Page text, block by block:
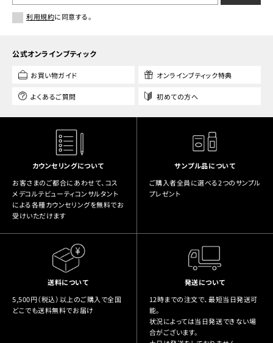
利用規約に同意する。
公式オンラインブティック
お買い物ガイド オンラインブティック特典
よくあるご質問 初めての方へ
カウンセリングについて
お客さまのご都合にあわせて、コス
メデコルテビューティコンサルタント
による各種カウンセリングを無料でお
受けいただけます
サンプル品について
ご購入者全員に選べる2つのサンプル
プレゼント
送料について
5,500円（税込）以上のご購入で全国
どこでも送料無料でお届け
発送について
12時までの注文で、最短当日発送可
能。
状況によっては当日発送できない場
合がございます。